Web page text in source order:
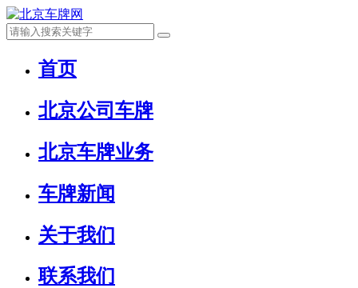
首页
北京公司车牌
北京车牌业务
车牌新闻
关于我们
联系我们